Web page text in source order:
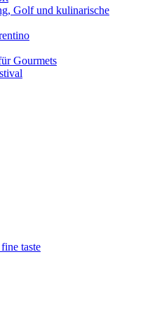
Golf und kulinarische
Gourmets
taste